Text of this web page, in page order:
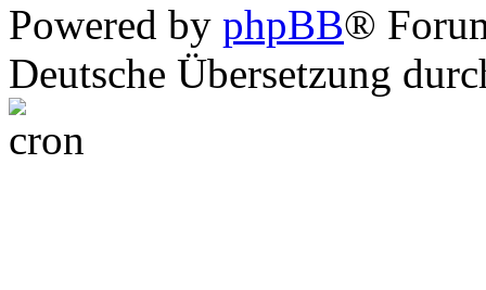
Powered by phpBB®
Deutsche Übersetzung